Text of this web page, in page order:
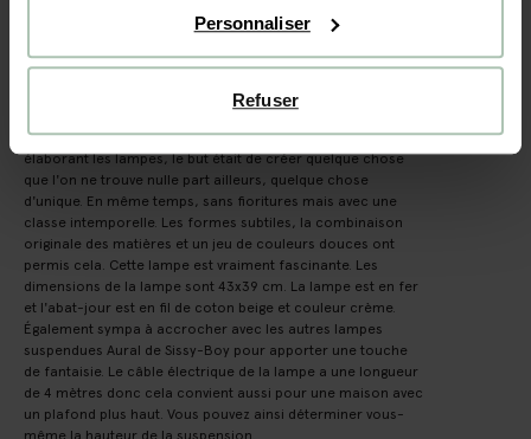
Personnaliser
Refuser
Lampe suspendue Aural Shades medium de Sissy-Boy. En
élaborant les lampes, le but était de créer quelque chose
que l'on ne trouve nulle part ailleurs, quelque chose
d'unique. En même temps, sans fioritures mais avec une
classe intemporelle. Les formes subtiles, la combinaison
originale des matières et un jeu de couleurs douces ont
permis cela. Cette lampe est vraiment fascinante. Les
dimensions de la lampe sont 43x39 cm. La lampe est en fer
et l'abat-jour est en fil de coton beige et couleur crème.
Également sympa à accrocher avec les autres lampes
suspendues Aural de Sissy-Boy pour apporter une touche
de fantaisie. Le câble électrique de la lampe a une longueur
de 4 mètres donc cela convient aussi pour une maison avec
un plafond plus haut. Vous pouvez ainsi déterminer vous-